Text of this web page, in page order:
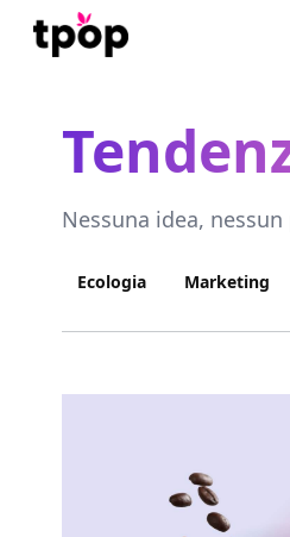
Nessuna idea,
Ecologia Marketing